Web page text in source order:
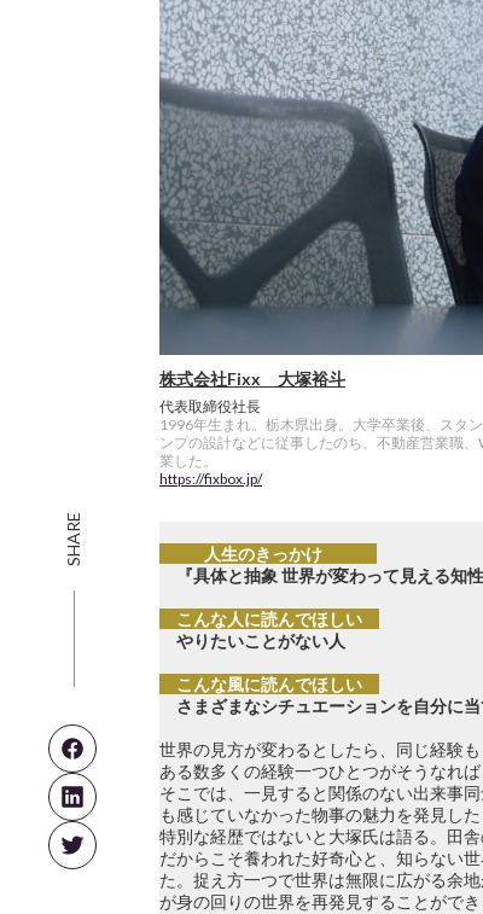
株式会社Fixx 大塚裕斗
代表取締役社長
1996年生まれ。栃木県出身。大学卒業後、スタ
ンプの設計などに従事したのち、不動産営業職
業した。
https://fixbox.jp/
人生のきっかけ
『具体と抽象 世界が変わって見える知
こんな人に読んでほしい
やりたいことがない人
こんな風に読んでほしい
さまざまなシチュエーションを自分に
世界の見方が変わるとしたら、同じ経験
ある数多くの経験一つひとつがそうなれ
そこでは、一見すると関係のない出来事
も感じていなかった物事の魅力を発見した
特別な経歴ではないと大塚氏は語る。田
だからこそ養われた好奇心と、知らない
た。捉え方一つで世界は無限に広がる余
が身の回りの世界を再発見することができ
SHARE